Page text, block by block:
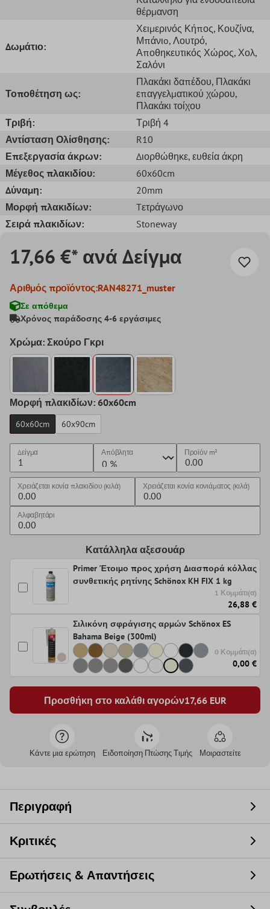
θέρμανση
Δωμάτιο:
Χειμερινός Κήπος, Κουζίνα,
Μπάνιo, Λουτρό,
Αποθηκευτικός Χώρος, Χολ,
Σαλόνι
Τοποθέτηση ως:
Πλακάκι δαπέδου, Πλακάκι
επαγγελματικού χώρου,
Πλακάκι τοίχου
Τριβή:
Τριβή 4
Αντίσταση Ολίσθησης:
R10
Επεξεργασία άκρων:
Διορθώθηκε, ευθεία άκρη
Μέγεθος πλακιδίου:
60x60cm
Δύναμη:
20mm
Μορφή πλακιδίων:
Tετράγωνο
Σειρά πλακιδίων:
Stoneway
17,66 €* ανά Δείγμα
Αριθμός προϊόντος:RAN48271_muster
Σε απόθεμα
Χρόνος παράδοσης 4-6 εργάσιμες
Χρώμα: Σκούρο Γκρι
Μορφή πλακιδίων: 60x60cm
60x60cm 60x90cm
Δείγμα Απόβλητα Προϊόνm²
Χρειάζεται κονία πλακιδίου (κιλά) Χρειάζεται κονία κονιάματος (κιλά)
Αλφαβητάρι
Κατάλληλα αξεσουάρ
Primer Έτοιμο προς χρήση Διασπορά κόλλας
συνθετικής ρητίνης Schönox KH FIX 1 kg
1 Κομμάτι(α)
26,88 €
Σιλικόνη σφράγισης αρμών Schönox ES
Bahama Beige (300ml)
0 Κομμάτι(α)
0,00 €
Προσθήκη στο καλάθι αγορών17,66EUR
Κάντε μια ερώτηση Ειδοποίηση Πτώσης Τιμής Μοιραστείτε
Περιγραφή
Κριτικές
Ερωτήσεις & Απαντήσεις